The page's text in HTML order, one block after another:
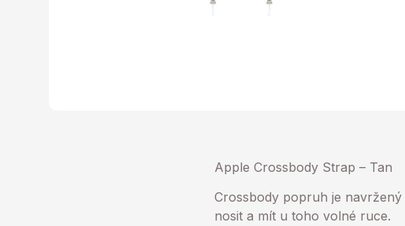
Apple Crossbody Strap – Tan
Crossbody popruh je
nosit a mít u toho volné ruce.